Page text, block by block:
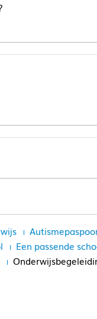
Een passende